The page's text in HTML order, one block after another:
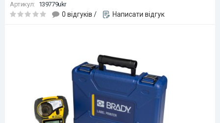
Артикул: 139779ukr
0 відгуків / Написати відгук